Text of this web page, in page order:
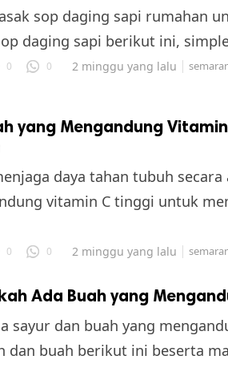
sop daging sapi rumahan
daging sapi berikut ini,
0 0 2 minggu yang lalu
yang Mengandung
daya tahan tubuh secara
vitamin C tinggi untuk
0 0 2 minggu yang lalu
Ada Buah yang
sayur dan buah yang
dan buah berikut ini beserta